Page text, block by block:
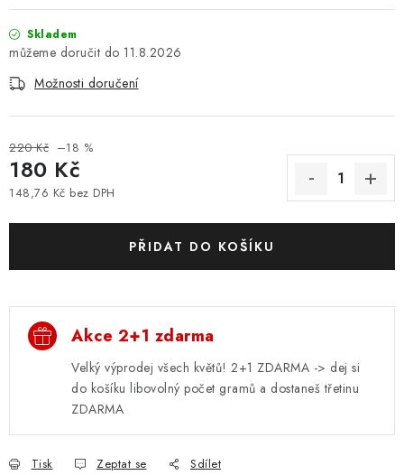
Skladem
11.8.2026
Možnosti doručení
220 Kč –18 %
180 Kč
148,76 Kč bez DPH
PŘIDAT DO KOŠÍKU
Akce 2+1 zdarma
Velký výprodej všech květů! 2+1 ZDARMA -> dej si
do košíku libovolný počet gramů a dostaneš třetinu
ZDARMA
Tisk Zeptat se Sdílet